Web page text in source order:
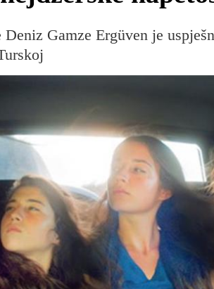
Gamze Ergüven je